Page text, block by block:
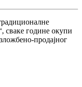
сваке године окупи
продајног